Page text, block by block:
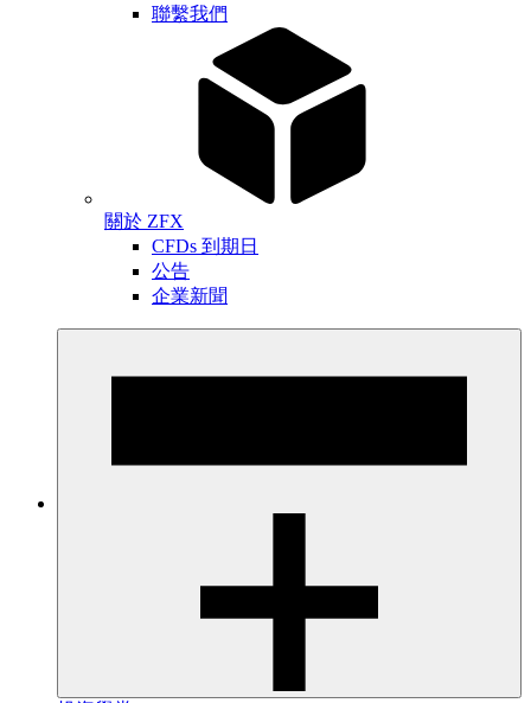
聯繫我們
關於 ZFX
CFDs 到期日
公告
企業新聞